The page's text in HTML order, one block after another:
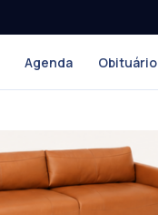
Agenda Obituário